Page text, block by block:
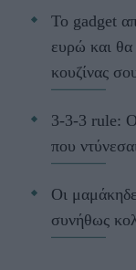
Το gadget
ευρώ και θα
κουζίνας
3-3-3 rule: Ο
που ντύνεσαι
Οι
συνήθως